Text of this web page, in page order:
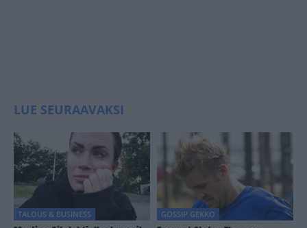
LUE SEURAAVAKSI
TALOUS & BUSINESS GOSSIP GEKKO